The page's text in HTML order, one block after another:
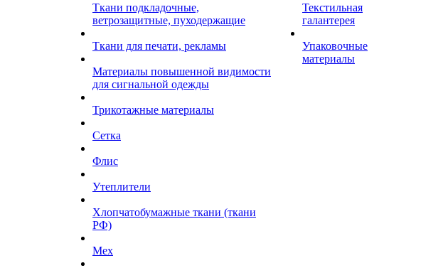
Ткани подкладочные,
ветрозащитные, пуходержащие
Ткани для печати, рекламы
Материалы повышенной видимости
для сигнальной одежды
Трикотажные материалы
Сетка
Флис
Утеплители
Хлопчатобумажные ткани (ткани
РФ)
Мех
Текстильная
галантерея
Упаковочные
материалы